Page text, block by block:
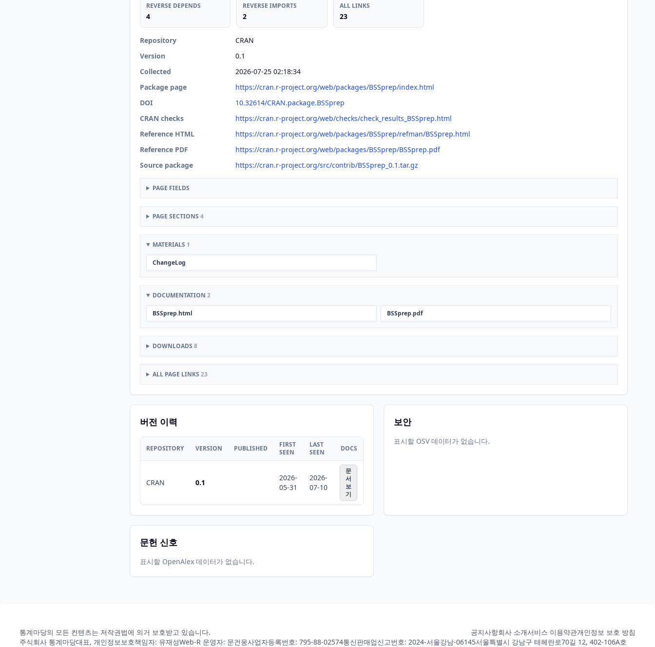
REVERSE DEPENDS
4
REVERSE IMPORTS
2
ALL LINKS
23
Repository
CRAN
Version
0.1
Collected
2026-07-25 02:18:34
Package page
https://cran.r-project.org/web/packages/BSSprep/index.html
DOI
10.32614/CRAN.package.BSSprep
CRAN checks
https://cran.r-project.org/web/checks/check_results_BSSprep.html
Reference HTML
https://cran.r-project.org/web/packages/BSSprep/refman/BSSprep.html
Reference PDF
https://cran.r-project.org/web/packages/BSSprep/BSSprep.pdf
Source package
https://cran.r-project.org/src/contrib/BSSprep_0.1.tar.gz
PAGE FIELDS
PAGE SECTIONS 4
MATERIALS 1
ChangeLog
DOCUMENTATION 2
BSSprep.html BSSprep.pdf
DOWNLOADS 8
ALL PAGE LINKS 23
버전 이력
REPOSITORY VERSION PUBLISHED
FIRST
SEEN
LAST
SEEN
DOCS
CRAN 0.1
2026-
05-31
2026-
07-10
문
서
보
기
보안
표시할 OSV 데이터가 없습니다.
문헌 신호
표시할 OpenAlex 데이터가 없습니다.
통계마당의 모든 컨텐츠는 저작권법에 의거 보호받고 있습니다. 공지사항회사 소개서비스 이용약관개인정보 보호 방침
주식회사 통계마당대표, 개인정보보호책임자: 유재성Web-R 운영자: 문건웅사업자등록번호: 795-88-02574통신판매업신고번호: 2024-서울강남-06145서울특별시 강남구 테헤란로70길 12, 402-106A호